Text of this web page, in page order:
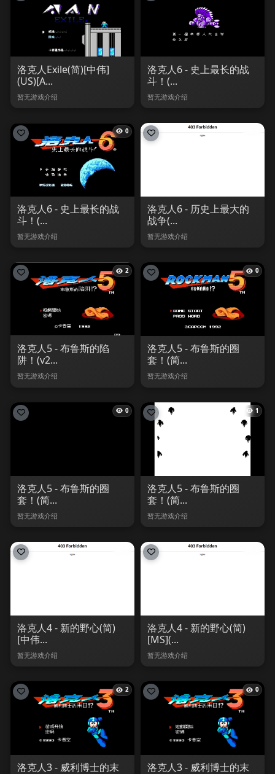
洛克人Exile(简)[中伟]
(US)[A...
暂无游戏介绍
洛克人6 - 史上最长的战
斗！(...
暂无游戏介绍
0
洛克人6 - 史上最长的战
斗！(...
暂无游戏介绍
洛克人6 - 历史上最大的
战争(...
暂无游戏介绍
2
洛克人5 - 布鲁斯的陷
阱！(v2...
暂无游戏介绍
0
洛克人5 - 布鲁斯的圈
套！(简...
暂无游戏介绍
0
洛克人5 - 布鲁斯的圈
套！(简...
暂无游戏介绍
1
洛克人5 - 布鲁斯的圈
套！(简...
暂无游戏介绍
洛克人4 - 新的野心(简)
[中伟...
暂无游戏介绍
洛克人4 - 新的野心(简)
[MS](...
暂无游戏介绍
2
洛克人3 - 威利博士的末
0
洛克人3 - 威利博士的末